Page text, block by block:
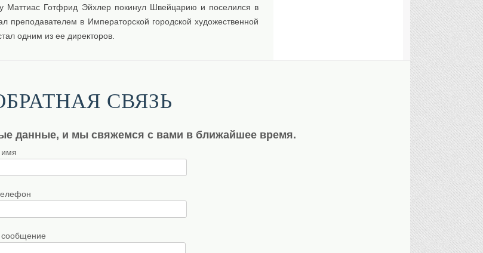
Маттиас Готфрид Эйхлер покинул Швейцарию и поселился в
преподавателем в Императорской городской художественной
одним из ее директоров.
СВЯЗЬ
данные, и мы свяжемся с вами в ближайшее время.